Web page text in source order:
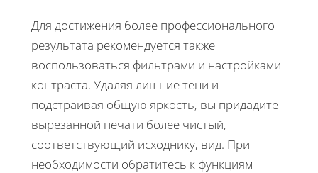
Для достижения более профессионального
результата рекомендуется также
воспользоваться фильтрами и настройками
контраста. Удаляя лишние тени и
подстраивая общую яркость, вы придадите
вырезанной печати более чистый,
соответствующий исходнику, вид. При
необходимости обратитесь к функциям